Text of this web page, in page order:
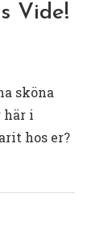
Vide!
sköna
här i
hos er?